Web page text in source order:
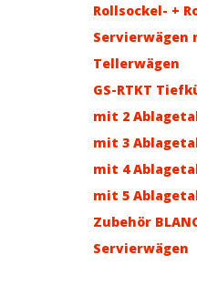
Rollsockel- +
Servierwägen
Tellerwägen
GS-RTKT
mit 2
mit 3
mit 4
mit 5
Zubehör
Servierwägen